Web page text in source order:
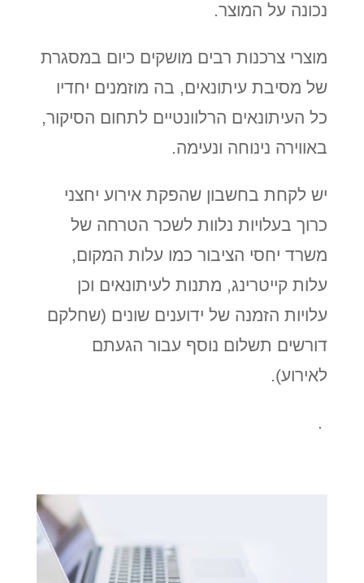
נכונה על המוצר.
מוצרי צרכנות רבים מושקים כיום במסגרת
של מסיבת עיתונאים, בה מוזמנים יחדיו
כל העיתונאים הרלוונטיים לתחום הסיקור,
באווירה נינוחה ונעימה.
יש לקחת בחשבון שהפקת אירוע יחצני
כרוך בעלויות נלוות לשכר הטרחה של
משרד יחסי הציבור כמו עלות המקום,
עלות קייטרינג, מתנות לעיתונאים וכן
עלויות הזמנה של ידוענים שונים (שחלקם
דורשים תשלום נוסף עבור הגעתם
לאירוע).
.